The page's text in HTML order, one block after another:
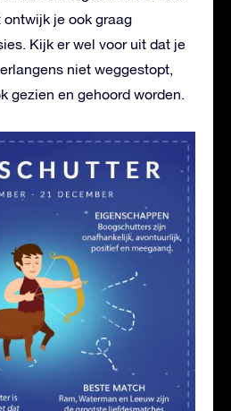
je ook graag
Kijk er wel voor uit dat je
niet weggestopt,
gezien en gehoord worden.